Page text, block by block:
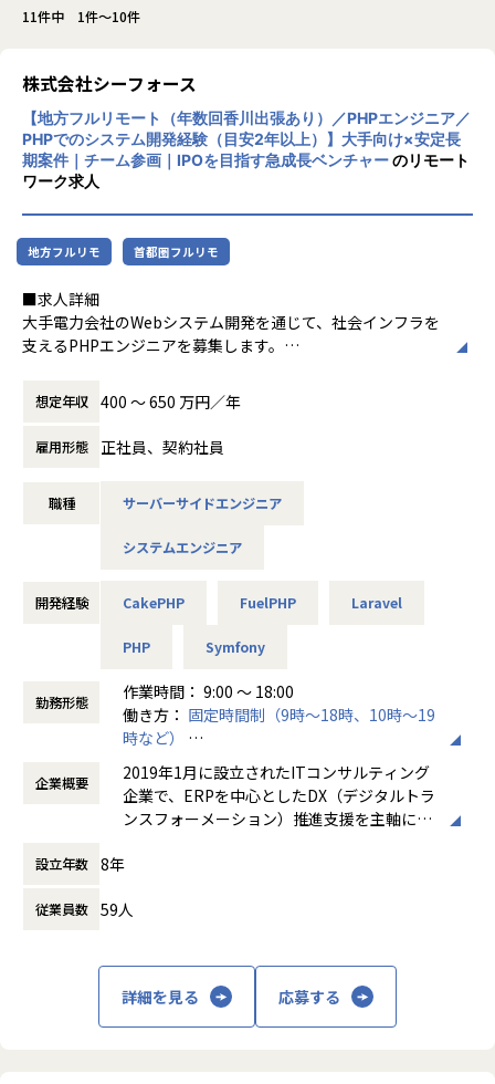
11件中 1件～10件
株式会社シーフォース
【地方フルリモート（年数回香川出張あり）／PHPエンジニア／
PHPでのシステム開発経験（目安2年以上）】大手向け×安定長
期案件｜チーム参画｜IPOを目指す急成長ベンチャーのリモート
ワーク求人
地方フルリモ 首都圏フルリモ
■求人詳細
大手電力会社のWebシステム開発を通じて、社会インフラを
支えるPHPエンジニアを募集します。
せするポジションです。
【募集背景】
当社では現在、大手電力会社向けWebシステム開発プロジェ
社会インフラを支える重要なシステムであり安定性・利便
現在、運用保守は別部隊が担当しており、今回募集するポジ
大手電力会社向けWebシステムを中心に、PHPを用いた開発
本ポジションでは、運用保守ではなく開発業務がメインとな
ります。
■具体的な業務内容
・PHPを用いたWebシステム開発
・既存システムの機能追加、改修
・新規機能開発
・詳細設計、プログラミング、テスト
・新規開発プロジェクトの企画、提案サポート
大手電力会社のWebシステムに携わるため、日々の暮らしや
企業活動を支える社会インフラ領域のシステム開発に関わる
ことができます。
想定年収 400 〜 650 万円／年
雇用形態 正社員、契約社員
職種 サーバーサイドエンジニア
システムエンジニア
開発経験 CakePHP FuelPHP Laravel
PHP Symfony
勤務形態
作業時間： 9:00 〜 18:00
働き方： 固定時間制（9時～18時、10時～19
時など）
時間外労働の有無： 有（月平均5時間～20時
間）
休憩時間： 60分
企業概要
2019年1月に設立されたITコンサルティング
企業で、ERPを中心としたDX（デジタルトラ
ンスフォーメーション）推進支援を主軸に事
として、SAP S/4HANA導入・保守、業務改
用、セキュリティ、クリエイティブ領域まで
阪・大崎、さらにベトナム・ダナンにも拠点
を構え、国内外のプロジェクトに対応可能な
体制を整えている。少数精鋭ながら急成長を
設立年数 8年
従業員数 59人
詳細を見る 応募する